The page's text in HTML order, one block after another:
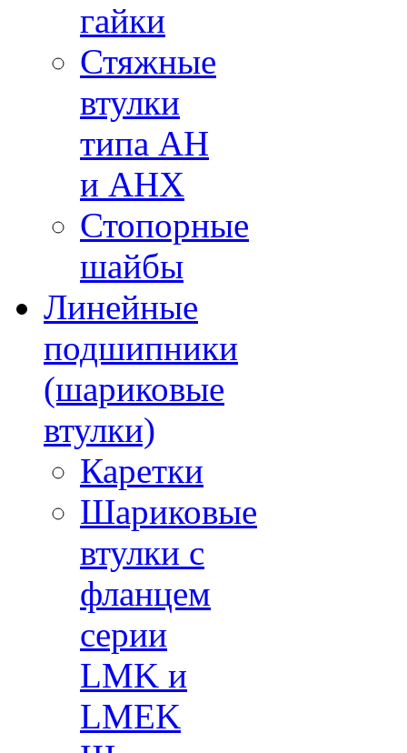
гайки
Стяжные
втулки
типа AH
и AHX
Стопорные
шайбы
Линейные
подшипники
(шариковые
втулки)
Каретки
Шариковые
втулки с
фланцем
серии
LMK и
LMEK